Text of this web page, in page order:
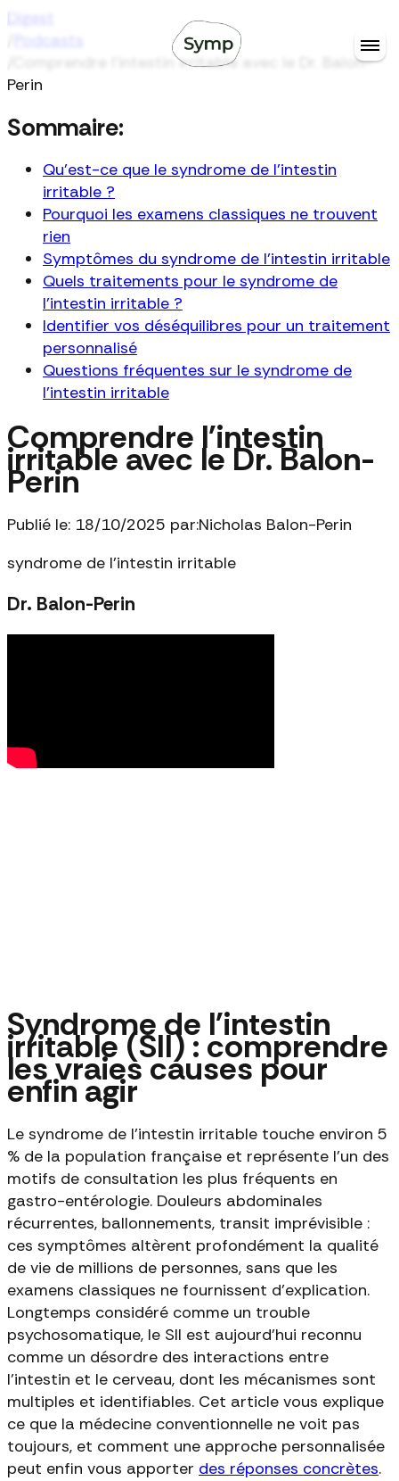
Digest
Podcasts
Comprendre l'intestin irritable avec le Dr. Balon-
Perin
Sommaire:
Qu'est-ce que le syndrome de l'intestin
irritable ?
Pourquoi les examens classiques ne trouvent
rien
Symptômes du syndrome de l'intestin irritable
Quels traitements pour le syndrome de
l'intestin irritable ?
Identifier vos déséquilibres pour un traitement
personnalisé
Questions fréquentes sur le syndrome de
l'intestin irritable
Comprendre l'intestin
irritable avec le Dr. Balon-
Perin
Publié le: 18/10/2025 par:Nicholas Balon-Perin
syndrome de l'intestin irritable
Dr. Balon-Perin
Syndrome de l'intestin
irritable (SII) : comprendre
les vraies causes pour
enfin agir
Le syndrome de l'intestin irritable touche environ 5
% de la population française et représente l'un des
motifs de consultation les plus fréquents en
gastro-entérologie. Douleurs abdominales
récurrentes, ballonnements, transit imprévisible :
ces symptômes altèrent profondément la qualité
de vie de millions de personnes, sans que les
examens classiques ne fournissent d'explication.
Longtemps considéré comme un trouble
psychosomatique, le SII est aujourd'hui reconnu
comme un désordre des interactions entre
l'intestin et le cerveau, dont les mécanismes sont
multiples et identifiables. Cet article vous explique
ce que la médecine conventionnelle ne voit pas
toujours, et comment une approche personnalisée
peut enfin vous apporter des réponses concrètes.